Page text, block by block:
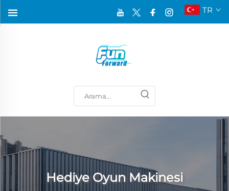
TR
Hediye Oyun Makinesi